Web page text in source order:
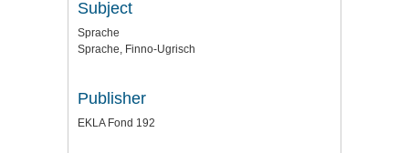
Subject
Sprache
Sprache, Finno-Ugrisch
Publisher
EKLA Fond 192